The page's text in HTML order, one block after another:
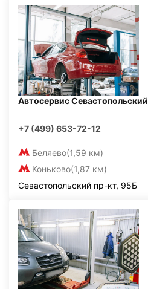
Автосервис Севастопольский
+7 (499) 653-72-12
Беляево(1,59 км)
Коньково(1,87 км)
Севастопольский пр-кт, 95Б